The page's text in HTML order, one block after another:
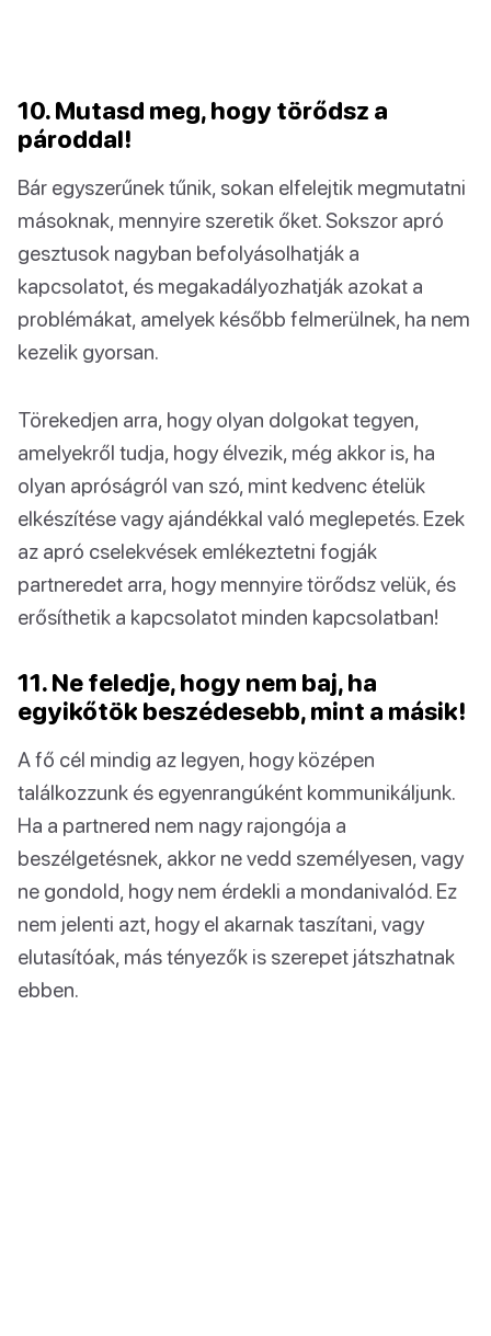
10. Mutasd meg, hogy törődsz a
pároddal!
Bár egyszerűnek tűnik, sokan elfelejtik megmutatni
másoknak, mennyire szeretik őket. Sokszor apró
gesztusok nagyban befolyásolhatják a
kapcsolatot, és megakadályozhatják azokat a
problémákat, amelyek később felmerülnek, ha nem
kezelik gyorsan.
Törekedjen arra, hogy olyan dolgokat tegyen,
amelyekről tudja, hogy élvezik, még akkor is, ha
olyan apróságról van szó, mint kedvenc ételük
elkészítése vagy ajándékkal való meglepetés. Ezek
az apró cselekvések emlékeztetni fogják
partneredet arra, hogy mennyire törődsz velük, és
erősíthetik a kapcsolatot minden kapcsolatban!
11. Ne feledje, hogy nem baj, ha
egyikőtök beszédesebb, mint a másik!
A fő cél mindig az legyen, hogy középen
találkozzunk és egyenrangúként kommunikáljunk.
Ha a partnered nem nagy rajongója a
beszélgetésnek, akkor ne vedd személyesen, vagy
ne gondold, hogy nem érdekli a mondanivalód. Ez
nem jelenti azt, hogy el akarnak taszítani, vagy
elutasítóak, más tényezők is szerepet játszhatnak
ebben.